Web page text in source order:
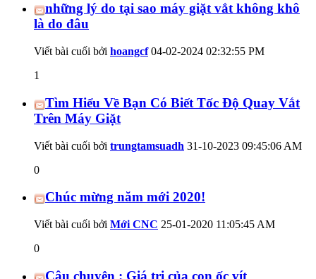
những lý do tại sao máy giặt vắt không khô
là do đâu
Viết bài cuối bởi hoangcf04-02-2024 02:32:55 PM
1
Tìm Hiểu Về Bạn Có Biết Tốc Độ Quay Vắt
Trên Máy Giặt
Viết bài cuối bởi trungtamsuadh 31-10-2023 09:45:06 AM
0
Chúc mừng năm mới 2020!
Viết bài cuối bởi Mới CNC 25-01-2020 11:05:45 AM
0
Câu chuyện : Giá trị của con ốc vít